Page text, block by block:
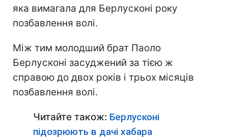
яка вимагала для Берлусконі року
позбавлення волі.
Між тим молодший брат Паоло
Берлусконі засуджений за тією ж
справою до двох років і трьох місяців
позбавлення волі.
Читайте також: Берлусконі
підозрюють в дачі хабара